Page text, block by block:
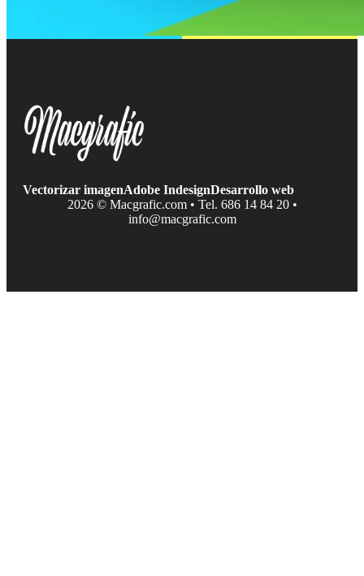
Vectorizar imagenAdobe IndesignDesarrollo web
2026 © Macgrafic.com • Tel. 686 14 84 20 •
info@macgrafic.com